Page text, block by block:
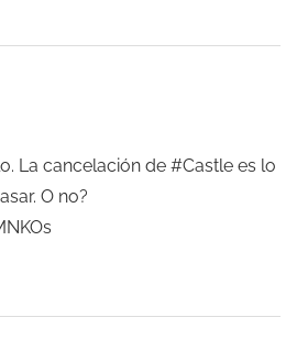
La cancelación de #Castle es lo
O no?